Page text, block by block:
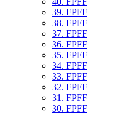
39. FPFF
38. FPFF
37. FPFF
36. FPFF
35. FPFF
34. FPFF
33. FPFF
32. FPFF
31. FPFF
30. FPFF